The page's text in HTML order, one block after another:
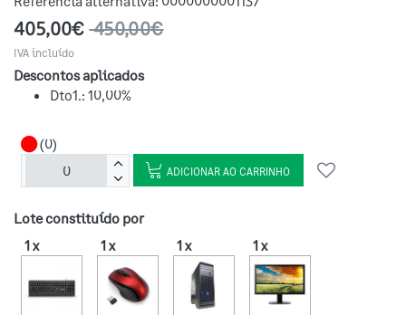
405,00€450,00€
IVA incluído
Descontos aplicados
Dto1.: 10,00%
(0)
ADICIONAR AO CARRINHO
Lote constituído por
1 x
1 x 1 x 1 x